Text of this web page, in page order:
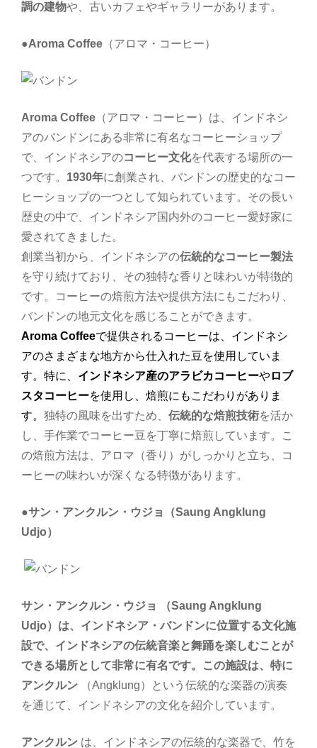
調の建物や、古いカフェやギャラリーがあります。
●Aroma Coffee （アロマ・コーヒー）
Aroma Coffee （アロマ・コーヒー）は、インドネシ
アのバンドンにある非常に有名なコーヒーショップ
で、インドネシアのコーヒー文化を代表する場所の一
つです。 1930年に創業され、バンドンの歴史的なコー
ヒーショップの一つとして知られています。その長い
歴史の中で、インドネシア国内外のコーヒー愛好家に
愛されてきました。
創業当初から、インドネシアの伝統的なコーヒー製法
を守り続けており、その独特な香りと味わいが特徴的
です。コーヒーの焙煎方法や提供方法にもこだわり、
バンドンの地元文化を感じることができます。
Aroma Coffeeで提供されるコーヒーは、インドネシ
アのさまざまな地方から仕入れた豆を使用していま
す。特に、 インドネシア産のアラビカコーヒーやロブ
スタコーヒーを使用し、焙煎にもこだわりがありま
す。 独特の風味を出すため、 伝統的な焙煎技術を活か
し、手作業でコーヒー豆を丁寧に焙煎しています。こ
の焙煎方法は、アロマ（香り）がしっかりと立ち、コ
ーヒーの味わいが深くなる特徴があります。
●サン・アンクルン・ウジョ（Saung Angklung
Udjo）
サン・アンクルン・ウジョ （Saung Angklung
Udjo）は、インドネシア・バンドンに位置する文化施
設で、インドネシアの伝統音楽と舞踊を楽しむことが
できる場所として非常に有名です。この施設は、特に
アンクルン
（Angklung）という伝統的な楽器の演奏
を通じて、インドネシアの文化を紹介しています。
アンクルン は、インドネシアの伝統的な楽器で、竹を